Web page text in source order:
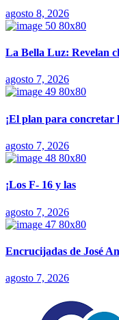
agosto 8, 2026
La Bella Luz: Revelan
agosto 7, 2026
¡El plan para concretar
agosto 7, 2026
¡Los F- 16 y las
agosto 7, 2026
Encrucijadas de José
agosto 7, 2026